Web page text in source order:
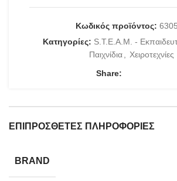
Κωδικός προϊόντος:
Κατηγορίες: S.T.E.A.M. -
Παιχνίδια , Χειροτεχνίες
Share:
ΕΠΙΠΡΌΣΘΕΤΕΣ ΠΛΗΡΟΦΟΡΊΕΣ
BRAND